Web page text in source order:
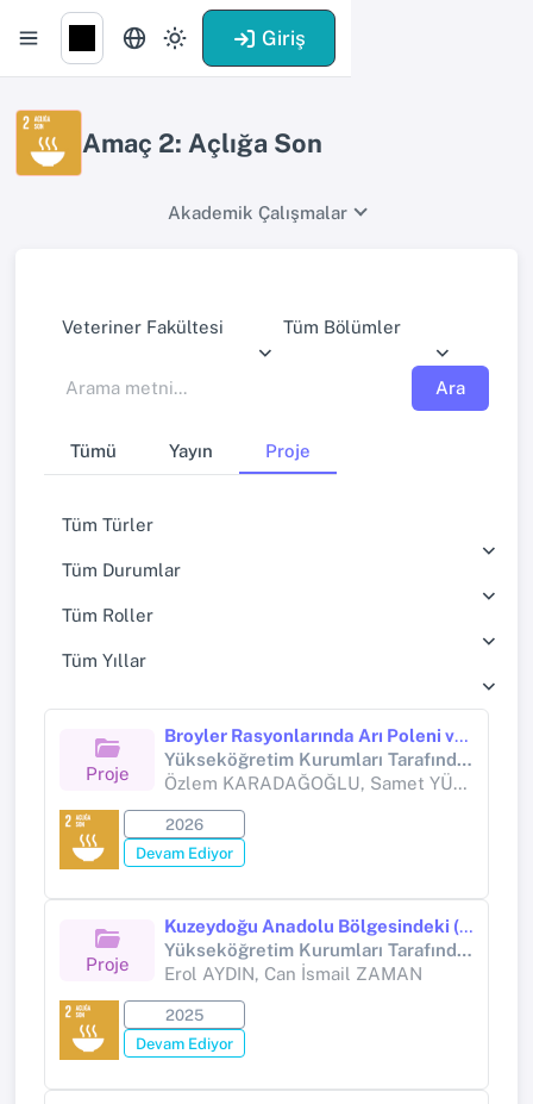
Giriş
Amaç 2: Açlığa Son
Akademik Çalışmalar
Veteriner Fakültesi Tüm Bölümler
Ara
Tümü Yayın Proje
Tüm Türler
Tüm Durumlar
Tüm Roller
Tüm Yıllar
Proje
Broyler Rasyonlarında Arı Poleni ve/veya Arı Ekmeği (Perga) Kullanımının Performans, Karkas Randımanı, Et Kalitesi, Antioksidan ve İmmün Yanıt Üzerine Etkileri
Yükseköğretim Kurumları Tarafından Destekli Bilimsel Araştırma Projesi
Özlem KARADAĞOĞLU, Samet YÜCEL
2026
Devam Ediyor
Proje
Kuzeydoğu Anadolu Bölgesindeki (TRA) Süt Sığırcılığı İşletmelerinin Sosyo-Ekonomik Analizi
Yükseköğretim Kurumları Tarafından Destekli Bilimsel Araştırma Projesi (Yükseköğretim Kurumları tarafından destekli bilimsel araştırma projesi)
Erol AYDIN, Can İsmail ZAMAN
2025
Devam Ediyor